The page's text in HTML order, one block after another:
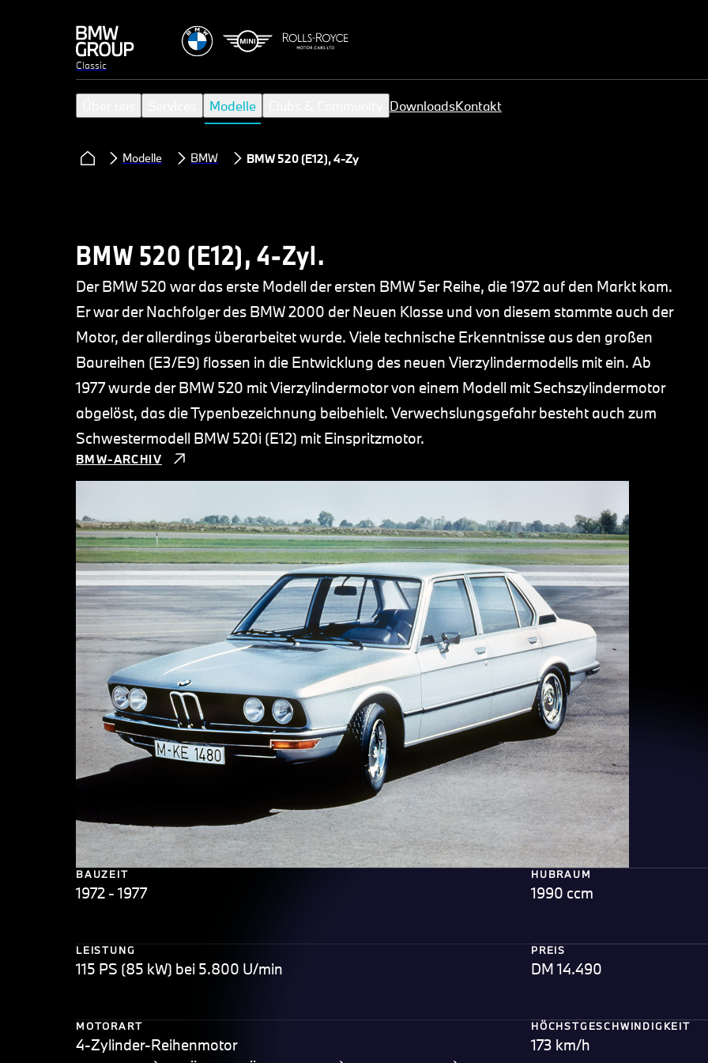
Classic
Modelle DownloadsKontakt
Modelle BMW BMW 520 (E12), 4-Zyl.
BMW 520 (E12), 4-Zyl.
Der BMW 520 war das erste Modell der ersten BMW 5er Reihe, die 1972 auf den Markt kam.
Er war der Nachfolger des BMW 2000 der Neuen Klasse und von diesem stammte auch der
Motor, der allerdings überarbeitet wurde. Viele technische Erkenntnisse aus den großen
Baureihen (E3/E9) flossen in die Entwicklung des neuen Vierzylindermodells mit ein. Ab
1977 wurde der BMW 520 mit Vierzylindermotor von einem Modell mit Sechszylindermotor
abgelöst, das die Typenbezeichnung beibehielt. Verwechslungsgefahr besteht auch zum
Schwestermodell BMW 520i (E12) mit Einspritzmotor.
BMW-ARCHIV
BAUZEIT
1972 - 1977
HUBRAUM
1990 ccm
LEISTUNG
115 PS (85 kW) bei 5.800 U/min
PREIS
DM 14.490
MOTORART
4-Zylinder-Reihenmotor
HÖCHSTGESCHWINDIGKEIT
173 km/h